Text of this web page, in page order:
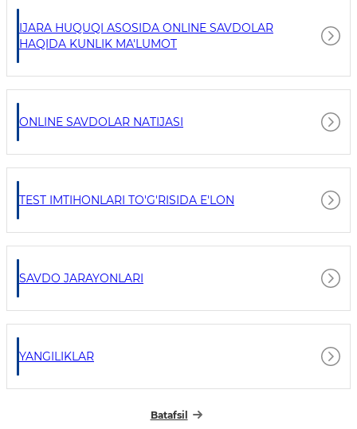
IJARA HUQUQI ASOSIDA ONLINE SAVDOLAR
HAQIDA KUNLIK MA'LUMOT
ONLINE SAVDOLAR NATIJASI
TEST IMTIHONLARI TO'G'RISIDA E'LON
SAVDO JARAYONLARI
YANGILIKLAR
Batafsil